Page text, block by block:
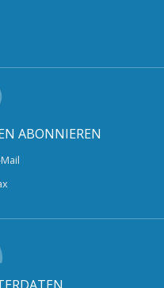
ABONNIEREN